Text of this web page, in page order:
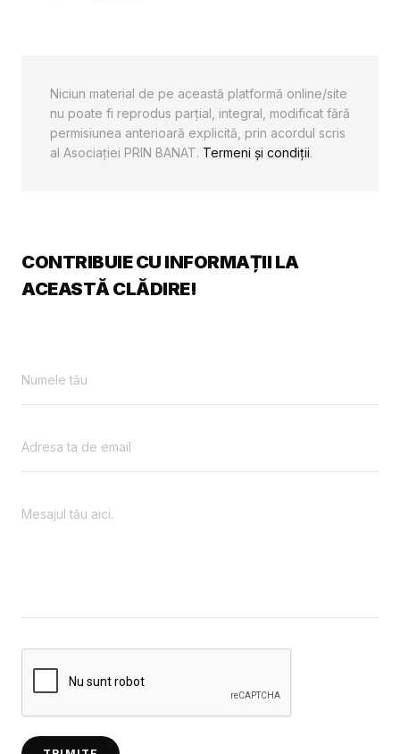
Niciun material de pe această platformă online/site
nu poate fi reprodus parţial, integral, modificat fără
permisiunea anterioară explicită, prin acordul scris
al Asociaţiei PRIN BANAT. Termeni și condiții.
CONTRIBUIE CU INFORMAȚII LA
ACEASTĂ CLĂDIRE!